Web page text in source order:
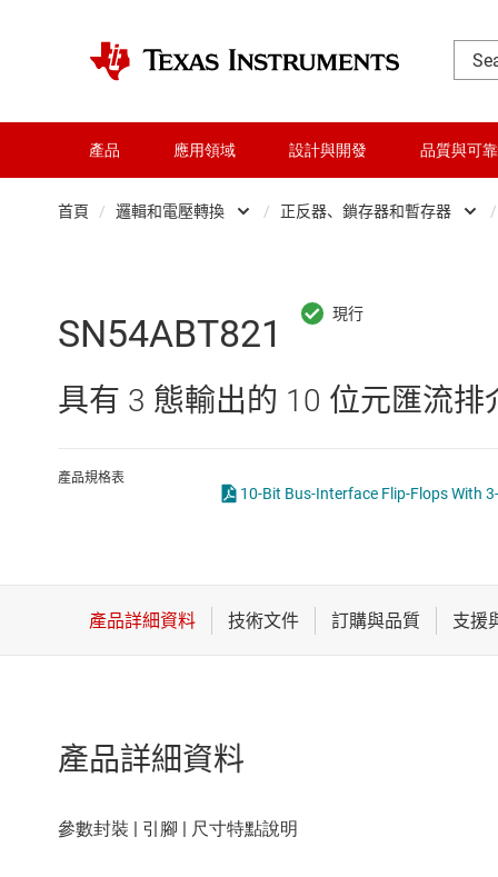
產品 應用領域 設計與開發 品質與可
首頁 / 邏輯和電壓轉換
交換器與多工器
射頻 (RF) 與微波
感測器
/ 正反器、鎖存器和暫存器
正反器、鎖存
邏輯閘
/
SN54ABT821
具有 3 態輸出的 10 位元匯流排
產品規格表
10-Bit Bus-Interface Flip-Flops With
產品詳細資料